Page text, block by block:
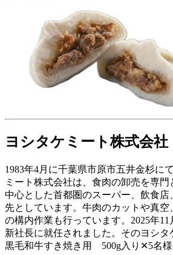
ヨシタケミート株式会社
1983年4月に千葉県市原市五井金杉に
ミート株式会社は、食肉の卸売を専
中心とした首都圏のスーパー、飲食店
先としています。牛肉のカットや真
の構内作業も行っています。2025年
新社長に就任されました。そのヨシ
黒毛和牛すき焼き用 500g入り✕5名様